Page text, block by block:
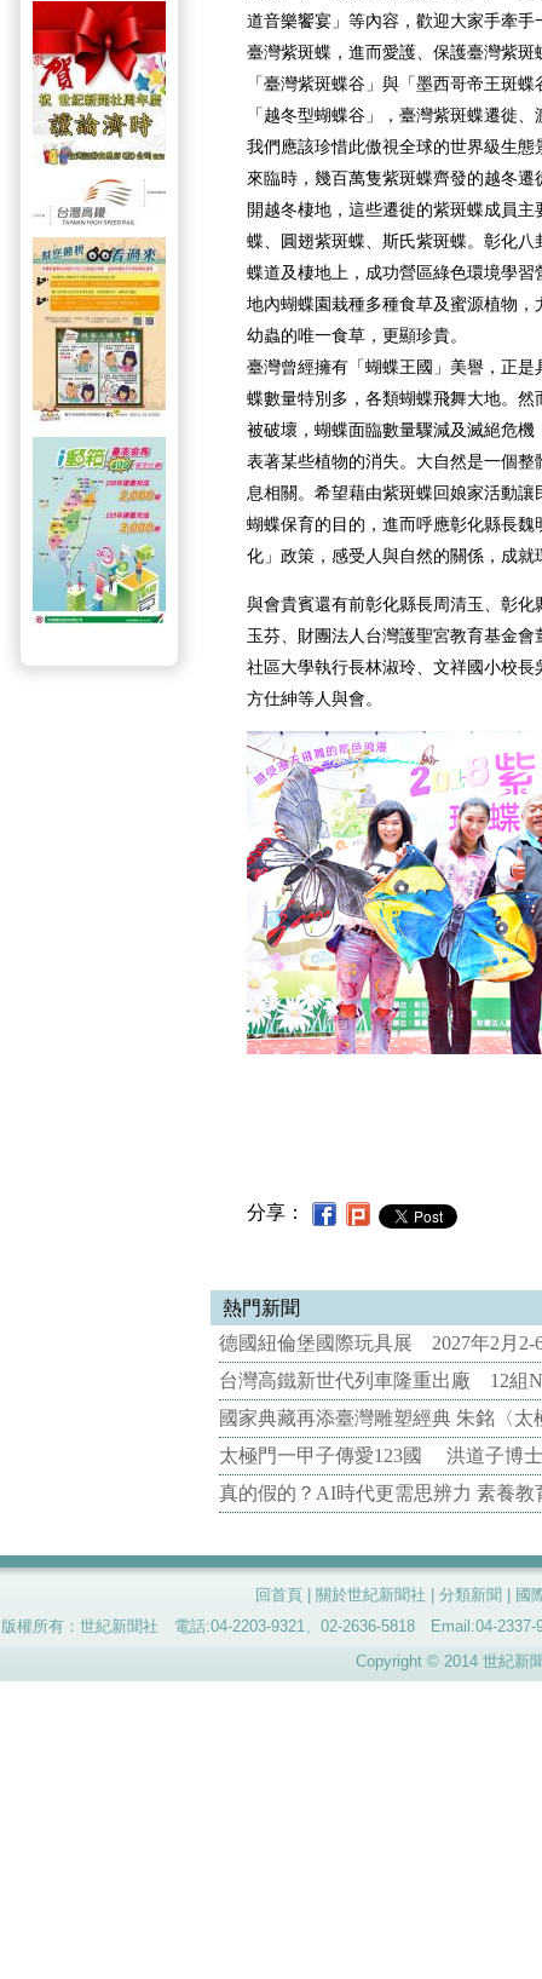
道音樂饗宴」等內容，歡迎大家手牽
臺灣紫斑蝶，進而愛護、保護臺灣紫斑
「臺灣紫斑蝶谷」與「墨西哥帝王斑
「越冬型蝴蝶谷」，臺灣紫斑蝶遷徙
我們應該珍惜此傲視全球的世界級生
來臨時，幾百萬隻紫斑蝶齊發的越冬
開越冬棲地，這些遷徙的紫斑蝶成員
蝶、圓翅紫斑蝶、斯氏紫斑蝶。彰化
蝶道及棲地上，成功營區綠色環境學
地內蝴蝶園栽種多種食草及蜜源植物
幼蟲的唯一食草，更顯珍貴。
臺灣曾經擁有「蝴蝶王國」美譽，正
蝶數量特別多，各類蝴蝶飛舞大地。
被破壞，蝴蝶面臨數量驟減及滅絕危
表著某些植物的消失。大自然是一個
息相關。希望藉由紫斑蝶回娘家活動
蝴蝶保育的目的，進而呼應彰化縣長
化」政策，感受人與自然的關係，成就
與會貴賓還有前彰化縣長周清玉、彰
玉芬、財團法人台灣護聖宮教育基金
社區大學執行長林淑玲、文祥國小校
方仕紳等人與會。
分享：
熱門新聞
德國紐倫堡國際玩具展 2027年2月2-
台灣高鐵新世代列車隆重出廠 12組
國家典藏再添臺灣雕塑經典 朱銘〈
太極門一甲子傳愛123國 洪道子博
真的假的？AI時代更需思辨力 素養
回首頁 關於世紀新聞社 分類新聞
國
版權所有：世紀新聞社 電話:04-2203-9321、02-2636-5818 Email:04-
Copyright © 2014 世紀新